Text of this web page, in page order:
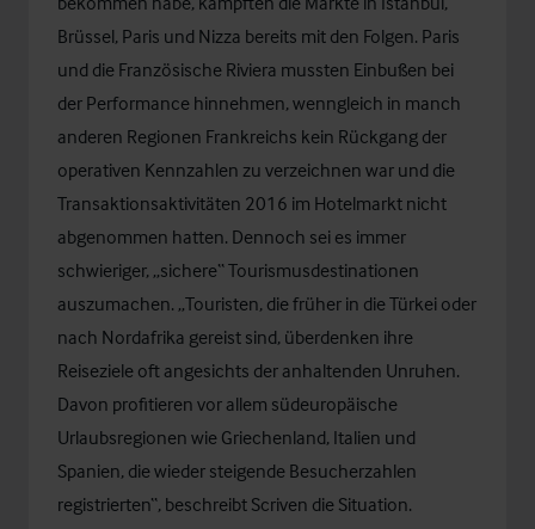
Brüssel, Paris und Nizza bereits mit den Folgen. Paris
und die Französische Riviera mussten Einbußen bei
der Performance hinnehmen, wenngleich in manch
anderen Regionen Frankreichs kein Rückgang der
operativen Kennzahlen zu verzeichnen war und die
Transaktionsaktivitäten 2016 im Hotelmarkt nicht
abgenommen hatten. Dennoch sei es immer
schwieriger, „sichere“ Tourismusdestinationen
auszumachen. „Touristen, die früher in die Türkei oder
nach Nordafrika gereist sind, überdenken ihre
Reiseziele oft angesichts der anhaltenden Unruhen.
Davon profitieren vor allem südeuropäische
Urlaubsregionen wie Griechenland, Italien und
Spanien, die wieder steigende Besucherzahlen
registrierten“, beschreibt Scriven die Situation.